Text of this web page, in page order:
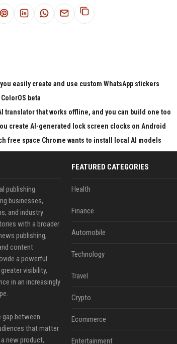
easily create and use custom WhatsApp stickers
beta
translator that works offline, and you can build one too
create AI-generated lock screen clocks on Android
free space Chrome wants to install local AI models
publishing
businesses,
and industry
with a broader
publishing,
content
a powerful
visibility,
in an increasingly
gap between
that matter
new product,
FEATURED CATEGORIES
Health
Finance
Automobile
Technology
Travel
Crypto
Ecommerce
Entertainment